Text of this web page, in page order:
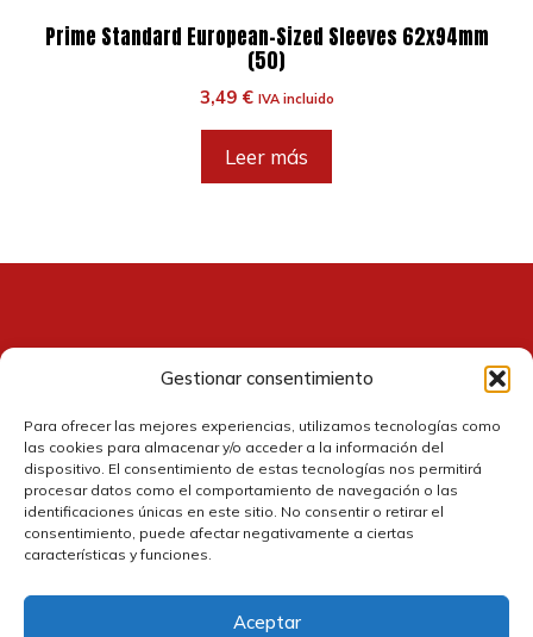
Gestionar consentimiento
Para ofrecer las mejores experiencias, utilizamos tecnologías como
las cookies para almacenar y/o acceder a la información del
dispositivo. El consentimiento de estas tecnologías nos permitirá
procesar datos como el comportamiento de navegación o las
identificaciones únicas en este sitio. No consentir o retirar el
consentimiento, puede afectar negativamente a ciertas
características y funciones.
Aceptar
Prime Standard European-Sized Sleeves 62x94mm
(50)
3,49 € IVA incluido
Leer más
Contacto